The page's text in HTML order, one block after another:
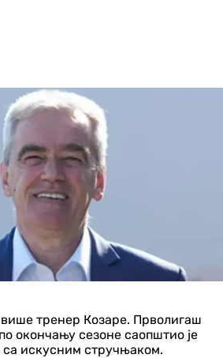
тренер Козаре. Прволигаш
окончању сезоне саопштио је
искусним стручњаком.